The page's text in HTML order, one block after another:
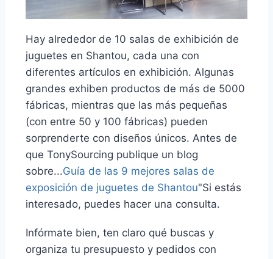
Hay alrededor de 10 salas de exhibición de
juguetes en Shantou, cada una con
diferentes artículos en exhibición. Algunas
grandes exhiben productos de más de 5000
fábricas, mientras que las más pequeñas
(con entre 50 y 100 fábricas) pueden
sorprenderte con diseños únicos. Antes de
que TonySourcing publique un blog
sobre...Guía de las 9 mejores salas de
exposición de juguetes de Shantou"Si estás
interesado, puedes hacer una consulta.
Infórmate bien, ten claro qué buscas y
organiza tu presupuesto y pedidos con